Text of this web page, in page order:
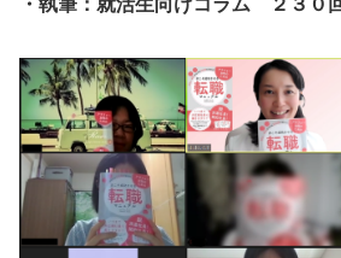
・執筆：就活生向けコラム ２３０